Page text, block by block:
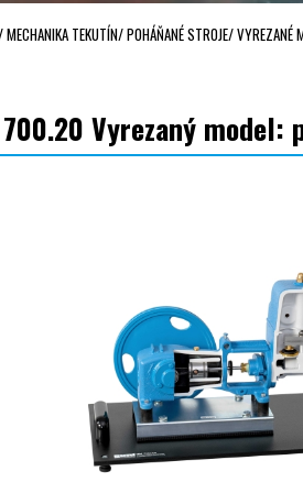
MECHANIKA TEKUTÍN/POHÁŇANÉ STROJE/VYREZANÉ
Vyrezaný model: